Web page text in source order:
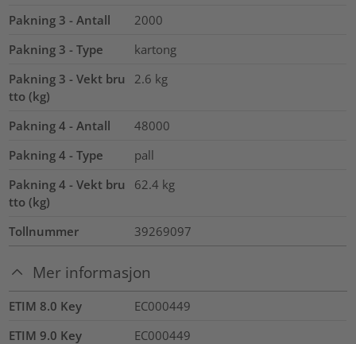
Pakning 3 - Antall
2000
Pakning 3 - Type
kartong
Pakning 3 - Vekt bru
tto (kg)
2.6 kg
Pakning 4 - Antall
48000
Pakning 4 - Type
pall
Pakning 4 - Vekt bru
tto (kg)
62.4 kg
Tollnummer 39269097
Mer informasjon
ETIM 8.0 Key
EC000449
ETIM 9.0 Key
EC000449